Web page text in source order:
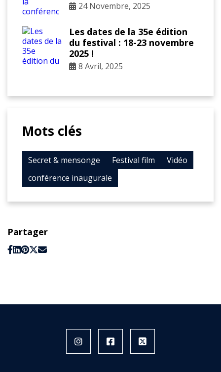
24 Novembre, 2025
Les dates de la 35e édition
du festival : 18-23 novembre
2025 !
8 Avril, 2025
Mots clés
Secret & mensonge Festival film
Vidéo
conférence inaugurale
Partager
Instagram
Facebook
X